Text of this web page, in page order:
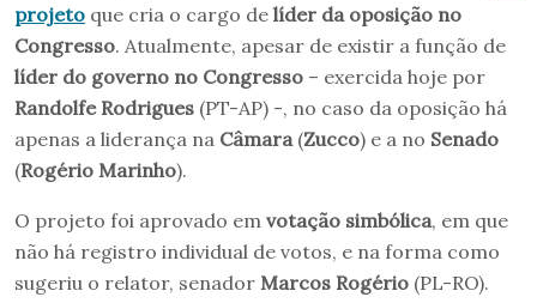
projeto que cria o cargo de líder da oposição no
Congresso. Atualmente, apesar de existir a função de
líder do governo no Congresso – exercida hoje por
Randolfe Rodrigues (PT-AP) -, no caso da oposição há
apenas a liderança na Câmara (Zucco) e a no Senado
(Rogério Marinho).
O projeto foi aprovado em votação simbólica, em que
não há registro individual de votos, e na forma como
sugeriu o relator, senador Marcos Rogério (PL-RO).